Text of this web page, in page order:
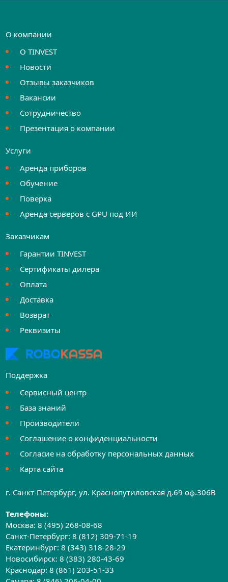
О компании
О TINVEST
Новости
Отзывы заказчиков
Вакансии
Сотрудничество
Презентация о компании
Услуги
Аренда приборов
Обучение
Поверка
Аренда серверов с GPU под ИИ
Заказчикам
Гарантии TINVEST
Сертификаты дилера
Оплата
Доставка
Возврат
Реквизиты
Поддержка
Сервисный центр
База знаний
Производители
Соглашение о конфиденциальности
Согласие на обработку персональных данных
Карта сайта
г. Санкт-Петербург, ул. Краснопутиловская д.69 оф.306B
Телефоны:
Москва:8 (495) 268-08-68
Санкт-Петербург:8 (812) 309-71-19
Екатеринбург:8 (343) 318-28-29
Новосибирск:8 (383) 280-43-69
Краснодар:8 (861) 203-51-33